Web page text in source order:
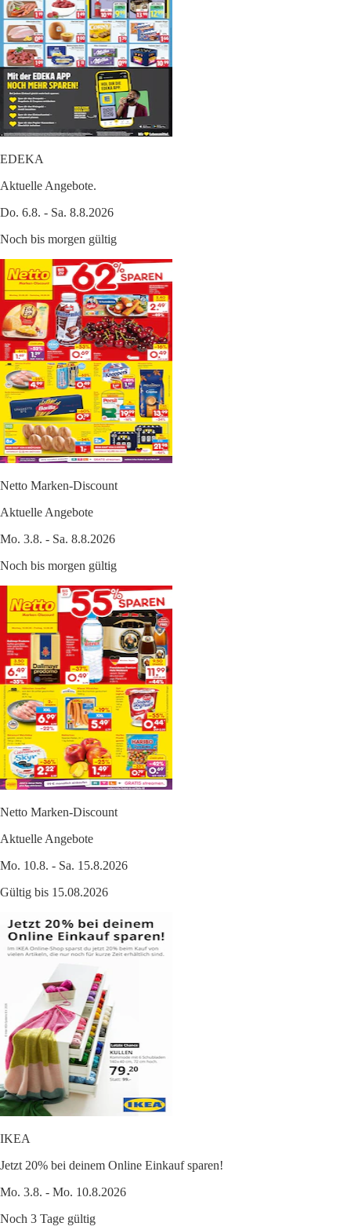
EDEKA
Aktuelle Angebote.
Do. 6.8. - Sa. 8.8.2026
Noch bis morgen gültig
Netto Marken-Discount
Aktuelle Angebote
Mo. 3.8. - Sa. 8.8.2026
Noch bis morgen gültig
Netto Marken-Discount
Aktuelle Angebote
Mo. 10.8. - Sa. 15.8.2026
Gültig bis 15.08.2026
IKEA
Jetzt 20% bei deinem Online Einkauf sparen!
Mo. 3.8. - Mo. 10.8.2026
Noch 3 Tage gültig